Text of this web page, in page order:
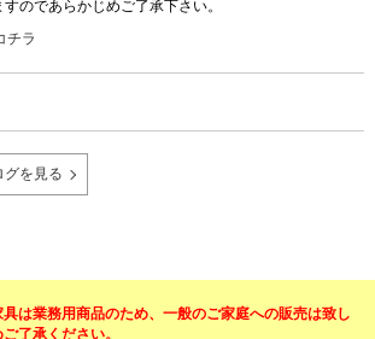
のであらかじめご了承下さい。
チラ
グを見る
は業務用商品のため、一般のご家庭への販売は致し
了承ください。